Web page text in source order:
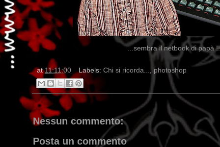
...sembra il netbook di papà
at11:11:00 Labels: Chi si ricorda..., photoshop
Nessun commento:
Posta un commento